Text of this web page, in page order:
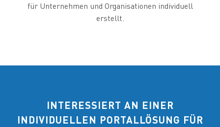
für Unternehmen und Organisationen individuell
erstellt.
INTERESSIERT AN EINER
INDIVIDUELLEN PORTALLÖSUNG FÜR